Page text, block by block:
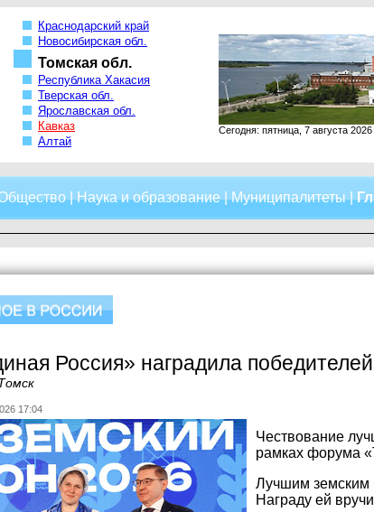
Краснодарский край
Новосибирская обл.
Томская обл.
Республика Хакасия
Тверская обл.
Ярославская обл.
Кавказ
Алтай
Сегодня: пятница, 7 августа 2026
|Наука и образование|Муниципалитеты|
Россия» наградила
17:04
Чествование
рамках форума
Лучшим земским
Награду ей